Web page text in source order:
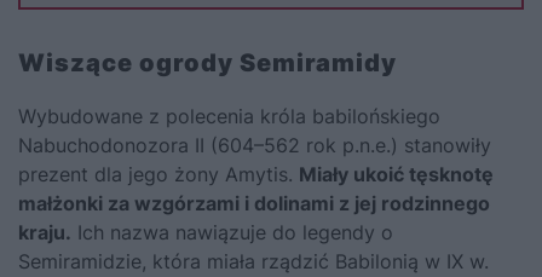
Wiszące ogrody Semiramidy
Wybudowane z polecenia króla babilońskiego
Nabuchodonozora II (604–562 rok p.n.e.) stanowiły
prezent dla jego żony Amytis. Miały ukoić tęsknotę
małżonki za wzgórzami i dolinami z jej rodzinnego
kraju. Ich nazwa nawiązuje do legendy o
Semiramidzie, która miała rządzić Babilonią w IX w.